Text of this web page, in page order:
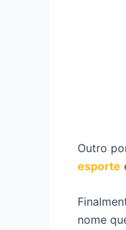
Outro
esporte
nome